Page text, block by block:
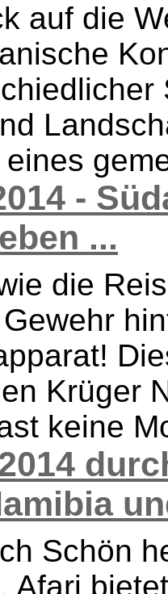
auf die
-
...
die
Krüger
keine
Schön
Afari